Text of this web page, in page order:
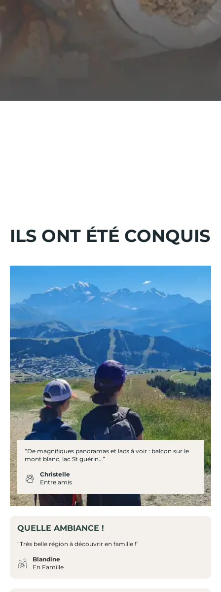
ILS ONT ÉTÉ CONQUIS
“De magnifiques panoramas et lacs à voir : balcon sur le
mont blanc, lac St guérin…”
Christelle
Entre amis
QUELLE AMBIANCE !
“Très belle région à découvrir en famille !”
Blandine
En Famille